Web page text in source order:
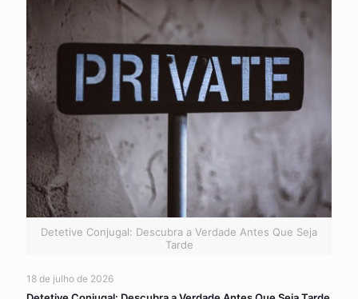
Detetive Conjugal: Descubra a Verdade Antes Que Seja
Tarde
18 de julho de 2026